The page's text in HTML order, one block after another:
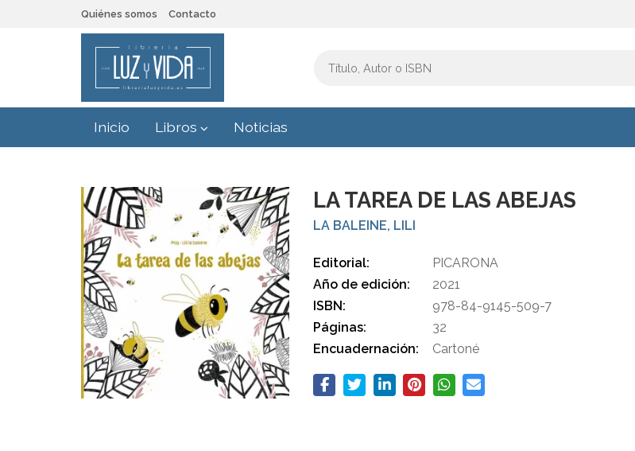
Quiénes somos Contacto
Inicio Libros Noticias
LA TAREA DE LAS ABEJAS
LA BALEINE, LILI
Editorial:
PICARONA
Año de edición:
2021
ISBN:
978-84-9145-509-7
Páginas:
32
Encuadernación:
Cartoné